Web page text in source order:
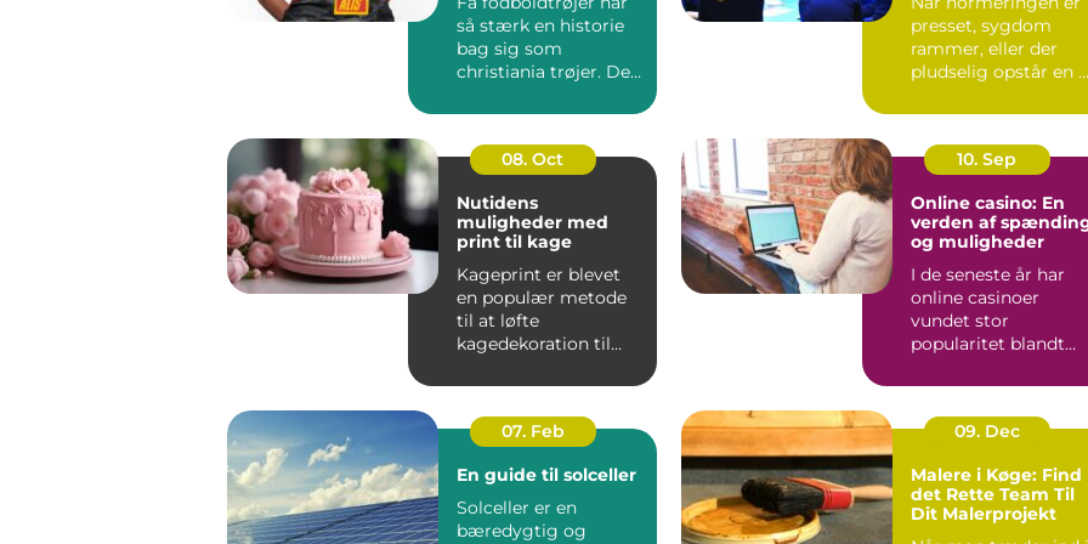
så stærk en historie
bag sig som
christiania trøjer. De
far...
presset, sygdom
rammer, eller der
pludselig opstår en
for ...
08. Oct
Nutidens
muligheder med
print til kage
Kageprint er blevet
en populær metode
til at løfte
kagedekoration til
10. Sep
Online casino: En
verden af
og muligheder
I de seneste år har
online casinoer
vundet stor
popularitet blandt
hele v...
07. Feb
En guide til solceller
Solceller er en
bæredygtig og
09. Dec
Malere i Køge: Find
det Rette Team Til
Dit Malerprojekt